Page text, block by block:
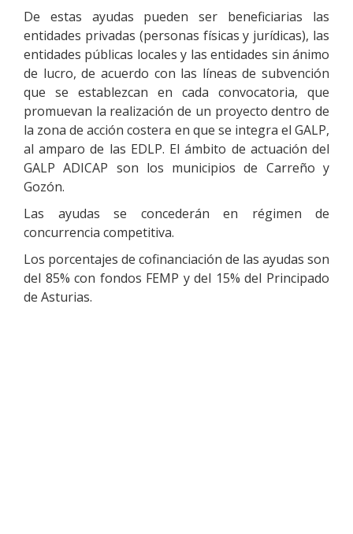
De estas ayudas pueden ser beneficiarias las
entidades privadas (personas físicas y jurídicas), las
entidades públicas locales y las entidades sin ánimo
de lucro, de acuerdo con las líneas de subvención
que se establezcan en cada convocatoria, que
promuevan la realización de un proyecto dentro de
la zona de acción costera en que se integra el GALP,
al amparo de las EDLP. El ámbito de actuación del
GALP ADICAP son los municipios de Carreño y
Gozón.
Las ayudas se concederán en régimen de
concurrencia competitiva.
Los porcentajes de cofinanciación de las ayudas son
del 85% con fondos FEMP y del 15% del Principado
de Asturias.